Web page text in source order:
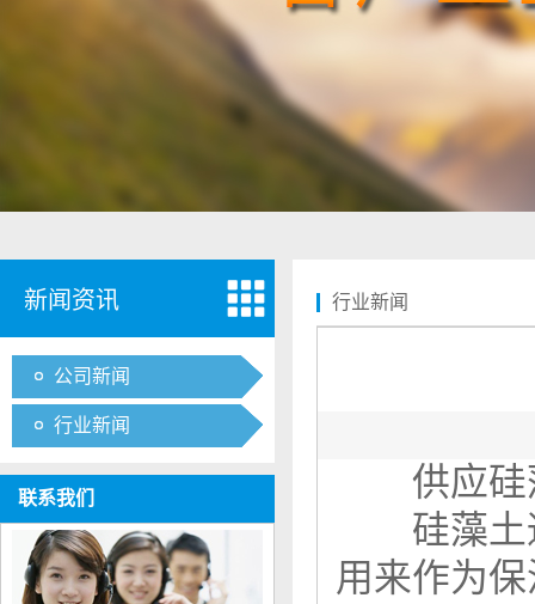
新闻资讯
公司新闻
行业新闻
联系我们
行业新闻
供应硅藻
硅藻土通
用来作为